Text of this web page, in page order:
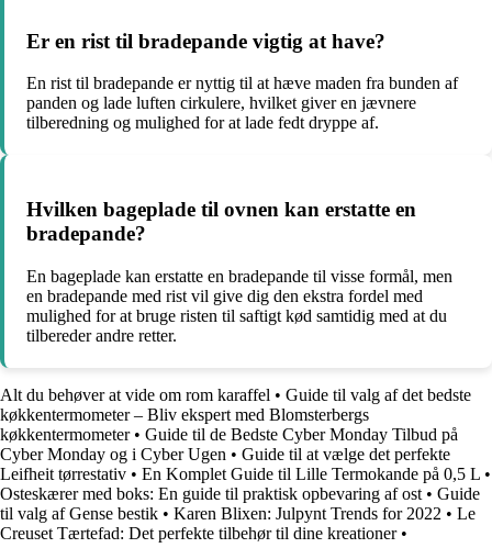
Er en rist til bradepande vigtig at have?
En rist til bradepande er nyttig til at hæve maden fra bunden af
panden og lade luften cirkulere, hvilket giver en jævnere
tilberedning og mulighed for at lade fedt dryppe af.
Hvilken bageplade til ovnen kan erstatte en
bradepande?
En bageplade kan erstatte en bradepande til visse formål, men
en bradepande med rist vil give dig den ekstra fordel med
mulighed for at bruge risten til saftigt kød samtidig med at du
tilbereder andre retter.
Alt du behøver at vide om rom karaffel • Guide til valg af det bedste
køkkentermometer – Bliv ekspert med Blomsterbergs
køkkentermometer• Guide til de Bedste Cyber Monday Tilbud på
Cyber Monday og i Cyber Ugen • Guide til at vælge det perfekte
Leifheit tørrestativ • En Komplet Guide til Lille Termokande på 0,5 L •
Osteskærer med boks: En guide til praktisk opbevaring af ost • Guide
til valg af Gense bestik • Karen Blixen: Julpynt Trends for 2022 • Le
Creuset Tærtefad: Det perfekte tilbehør til dine kreationer•